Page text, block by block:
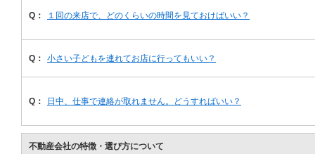
Q： １回の来店で、どのくらいの時間を見ておけばいい？
Q： 小さい子どもを連れてお店に行ってもいい？
Q： 日中、仕事で連絡が取れません。どうすればいい？
不動産会社の特徴・選び方について